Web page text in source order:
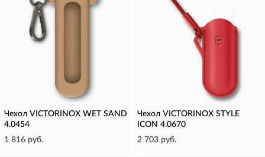
Чехол VICTORINOX WET SAND
4.0454
1 816 руб.
Чехол VICTORINOX STYLE
ICON 4.0670
2 703 руб.